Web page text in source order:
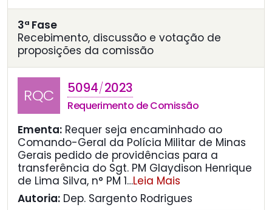
3ª Fase
Recebimento, discussão e votação de
proposições da comissão
RQC 5094/2023
Requerimento de Comissão
Ementa: Requer seja encaminhado ao
Comando-Geral da Polícia Militar de Minas
Gerais pedido de providências para a
transferência do Sgt. PM Glaydison Henrique
de Lima Silva, n° PM 1…Leia Mais
Autoria: Dep. Sargento Rodrigues